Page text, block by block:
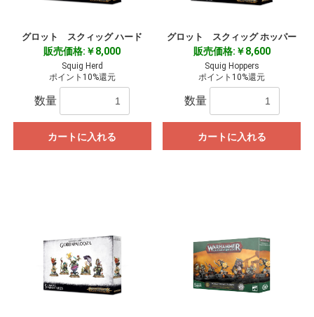
グロット スクィッグ ハード
販売価格:￥8,000
Squig Herd
ポイント10%還元
数量
カートに入れる
グロット スクィッグ ホッパー
販売価格:￥8,600
Squig Hoppers
ポイント10%還元
数量
カートに入れる